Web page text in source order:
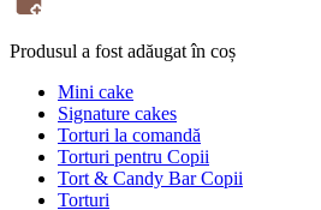
Produsul a fost adăugat în coș
Mini cake
Signature cakes
Torturi la comandă
Torturi pentru Copii
Tort & Candy Bar Copii
Torturi